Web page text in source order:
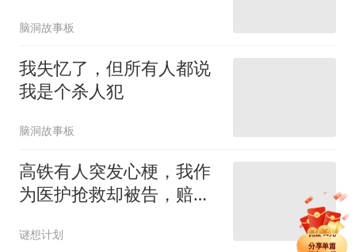
脑洞故事板
我失忆了，但所有人都说
我是个杀人犯
脑洞故事板
高铁有人突发心梗，我作
为医护抢救却被告，赔偿
谜想计划
分享单篇
佣金1.5元
分享购买VIP
佣金14元
分享单篇
佣金1.5元